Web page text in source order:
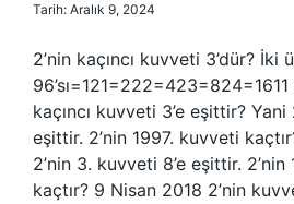
Tarih: Aralık 9, 2024
2’nin kaçıncı kuvveti 3’dür? İki
96’sı=121=222=423=824=1611
kaçıncı kuvveti 3’e eşittir? Yani
eşittir. 2’nin 1997. kuvveti
2’nin 3. kuvveti 8’e eşittir.
kaçtır? 9 Nisan 2018 2’nin